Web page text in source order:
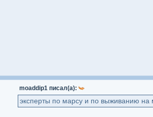
moaddip1 писал(а):
эксперты по марсу и по выживанию на